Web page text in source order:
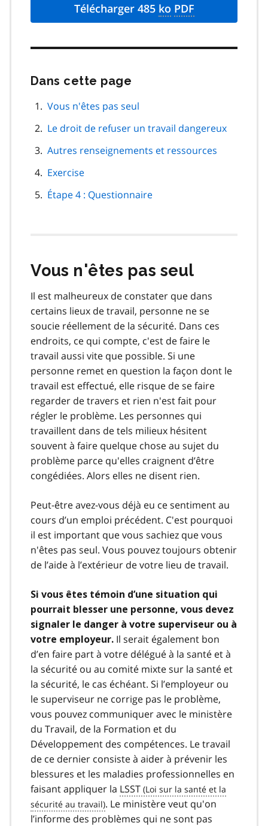
Télécharger 485 ko PDF
Dans cette page
page
Vous n'êtes pas seul
Le droit de refuser un travail dangereux
Autres renseignements et ressources
Exercise
Étape 4 : Questionnaire
Vous n'êtes pas seul
Il est malheureux de constater que dans
certains lieux de travail, personne ne se
soucie réellement de la sécurité. Dans ces
endroits, ce qui compte, c'est de faire le
travail aussi vite que possible. Si une
personne remet en question la façon dont le
travail est effectué, elle risque de se faire
regarder de travers et rien n'est fait pour
régler le problème. Les personnes qui
travaillent dans de tels milieux hésitent
souvent à faire quelque chose au sujet du
problème parce qu'elles craignent d’être
congédiées. Alors elles ne disent rien.
Peut-être avez-vous déjà eu ce sentiment au
cours d’un emploi précédent. C'est pourquoi
il est important que vous sachiez que vous
n'êtes pas seul. Vous pouvez toujours obtenir
de l’aide à l’extérieur de votre lieu de travail.
Si vous êtes témoin d’une situation qui
pourrait blesser une personne, vous devez
signaler le danger à votre superviseur ou à
votre employeur. Il serait également bon
d’en faire part à votre délégué à la santé et à
la sécurité ou au comité mixte sur la santé et
la sécurité, le cas échéant. Si l’employeur ou
le superviseur ne corrige pas le problème,
vous pouvez communiquer avec le ministère
du Travail, de la Formation et du
Développement des compétences. Le travail
de ce dernier consiste à aider à prévenir les
blessures et les maladies professionnelles en
faisant appliquer la LSST
. Le ministère veut qu'on
l’informe des problèmes qui ne sont pas